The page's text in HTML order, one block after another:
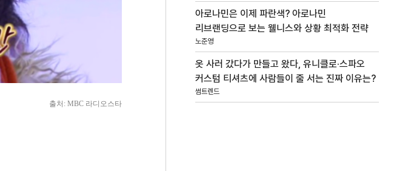
출처: MBC 라디오스타
아로나민은 이제 파란색? 아로나민
리브랜딩으로 보는 웰니스와 상황 최적화 전략
노준영
옷 사러 갔다가 만들고 왔다, 유니클로·스파오
커스텀 티셔츠에 사람들이 줄 서는 진짜 이유는?
썸트렌드